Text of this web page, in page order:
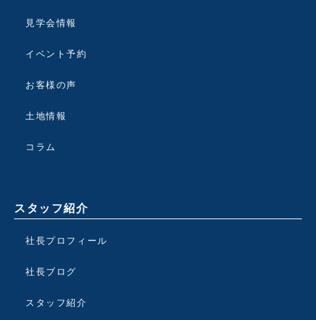
見学会情報
イベント予約
お客様の声
土地情報
コラム
スタッフ紹介
社長プロフィール
社長ブログ
スタッフ紹介